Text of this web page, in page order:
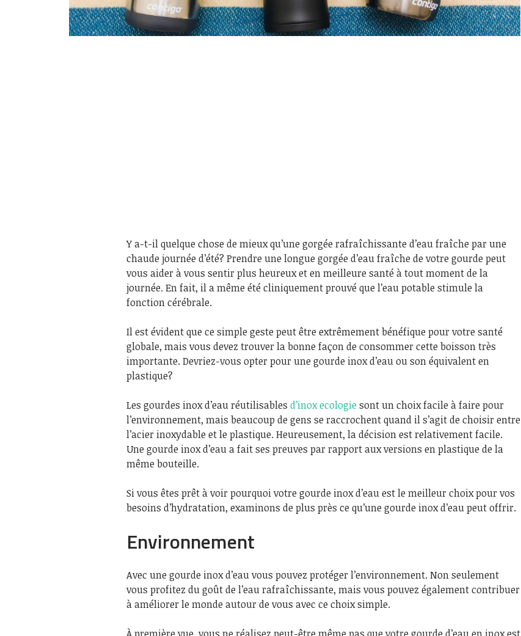
Y a-t-il quelque chose de mieux qu’une gorgée rafraîchissante d’eau fraîche par une
chaude journée d’été? Prendre une longue gorgée d’eau fraîche de votre gourde peut
vous aider à vous sentir plus heureux et en meilleure santé à tout moment de la
journée. En fait, il a même été cliniquement prouvé que l’eau potable stimule la
fonction cérébrale.
Il est évident que ce simple geste peut être extrêmement bénéfique pour votre santé
globale, mais vous devez trouver la bonne façon de consommer cette boisson très
importante. Devriez-vous opter pour une gourde inox d’eau ou son équivalent en
plastique?
Les gourdes inox d’eau réutilisables d’inox ecologie sont un choix facile à faire pour
l’environnement, mais beaucoup de gens se raccrochent quand il s’agit de choisir entre
l’acier inoxydable et le plastique. Heureusement, la décision est relativement facile.
Une gourde inox d’eau a fait ses preuves par rapport aux versions en plastique de la
même bouteille.
Si vous êtes prêt à voir pourquoi votre gourde inox d’eau est le meilleur choix pour vos
besoins d’hydratation, examinons de plus près ce qu’une gourde inox d’eau peut offrir.
Environnement
Avec une gourde inox d’eau vous pouvez protéger l’environnement. Non seulement
vous profitez du goût de l’eau rafraîchissante, mais vous pouvez également contribuer
à améliorer le monde autour de vous avec ce choix simple.